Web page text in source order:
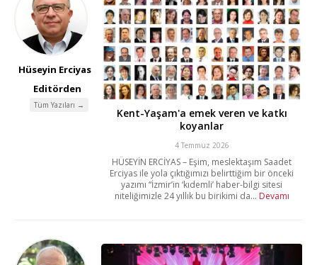
Hüseyin Erciyas
Editörden
Tüm Yazıları →
Kent-Yaşam'a emek veren ve katkı
koyanlar
4 Temmuz 2026
HÜSEYİN ERCİYAS – Eşim, meslektaşım Saadet
Erciyas ile yola çıktığımızı belirttiğim bir önceki
yazımı “İzmir’in ‘kıdemli’ haber-bilgi sitesi
niteliğimizle 24 yıllık bu birikimi da... Devamı